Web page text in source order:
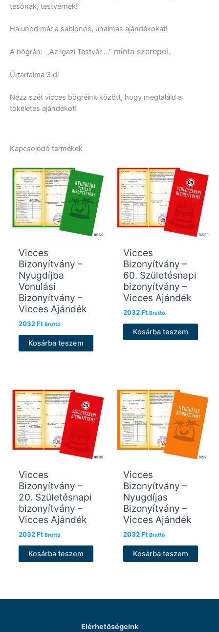
tesónak, testvérnek!
Ha unod már a sablonos, unalmas ajándékokat!
A bögrén: „Az igazi Testvér …” minta szerepel.
Űrtartalma 3 dl
Nézz szét vicces bögréink között, hogy megtaláld a
tökéletes ajándékot!
Kapcsolódó termékek
Vicces
Bizonyítvány –
Nyugdíjba
Vonulási
Bizonyítvány –
Vicces Ajándék
2032Ft Bruttó
Kosárba teszem
Vicces
Bizonyítvány –
60. Születésnapi
bizonyítvány –
Vicces Ajándék
2032Ft Bruttó
Kosárba teszem
Vicces
Bizonyítvány –
20. Születésnapi
bizonyítvány –
Vicces Ajándék
2032Ft Bruttó
Kosárba teszem
Vicces
Bizonyítvány –
Nyugdíjas
Bizonyítvány –
Vicces Ajándék
2032Ft Bruttó
Kosárba teszem
Elérhetőségeink